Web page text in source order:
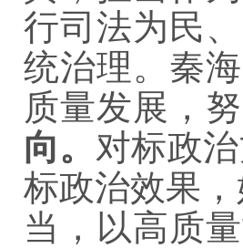
行司法为民
统治理。秦
质量发展，
向。 对标政
标政治效果
当，以高质